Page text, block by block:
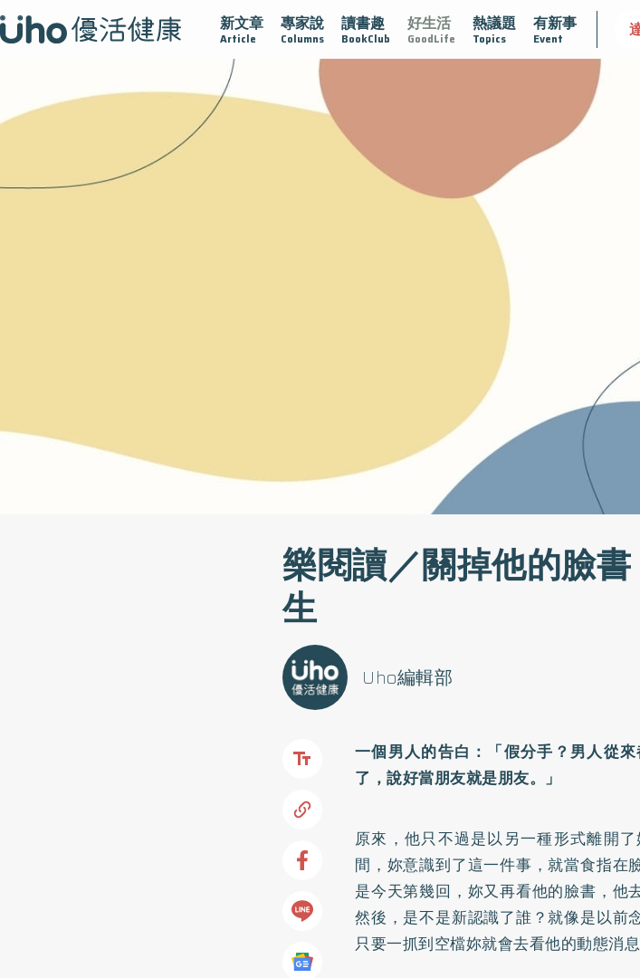
新文章
Article
專家說
Columns
讀書趣
BookClub
好生活
GoodLife
熱議題
Topics
有新事
Event
疫情保衛戰 再生醫學 愛的未來視 認識攝護腺肥大 守護骨骼健康 達文西手術專欄
樂閱讀／關掉他的臉
生
Uho編輯部
一個男人的告白：「假分手？男人從
了，說好當朋友就是朋友。」
原來，他只不過是以另一種形式離開
間，妳意識到了這一件事，就當食指在
是今天第幾回，妳又再看他的臉書，他
然後，是不是新認識了誰？就像是以前
只要一抓到空檔妳就會去看他的動態消息